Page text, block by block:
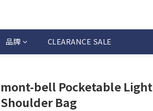
品牌 CLEARANCE SALE
mont-bell Pocketable Light
Shoulder Bag